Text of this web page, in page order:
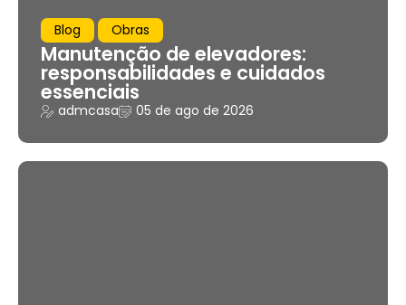
Blog Obras
Manutenção de elevadores:
responsabilidades e cuidados
essenciais
admcasa 05 de ago de 2026